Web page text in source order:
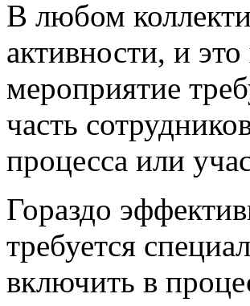
В любом
активности, и
мероприятие
часть
процесса или
Гораздо
требуется
включить в